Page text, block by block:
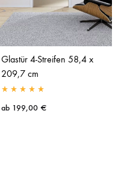
Glastür 4-Streifen 58,4 x
209,7 cm
ab 199,00 €